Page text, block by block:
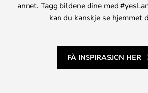
annet. Tagg bildene dine med
kan du kanskje se hjemmet
FÅ INSPIRASJON HER